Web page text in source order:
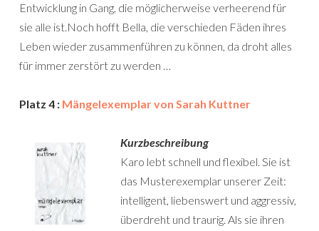
Entwicklung in Gang, die möglicherweise verheerend für
sie alle ist.Noch hofft Bella, die verschieden Fäden ihres
Leben wieder zusammenführen zu können, da droht alles
für immer zerstört zu werden …
Platz 4 : Mängelexemplar von Sarah Kuttner
Kurzbeschreibung
Karo lebt schnell und flexibel. Sie ist
das Musterexemplar unserer Zeit:
intelligent, liebenswert und aggressiv,
überdreht und traurig. Als sie ihren